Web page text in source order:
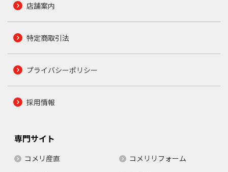
店舗案内
特定商取引法
プライバシーポリシー
採用情報
専門サイト
コメリ産直
コメリリフォーム